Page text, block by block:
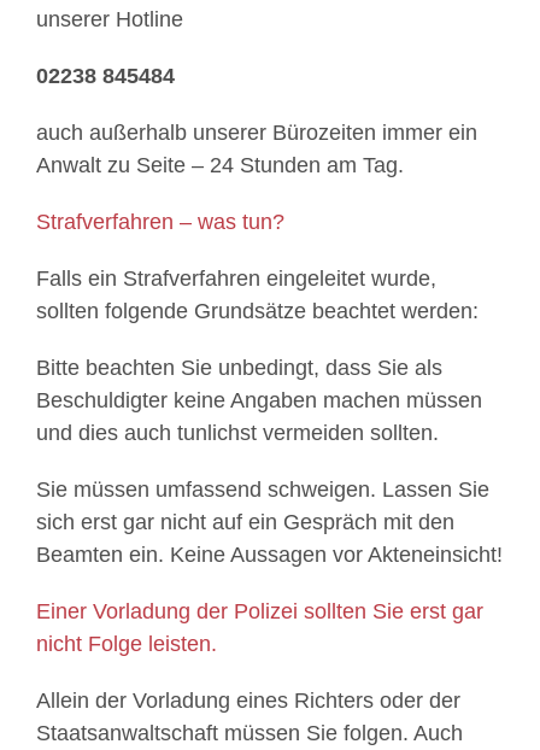
unserer Hotline
02238 845484
auch außerhalb unserer Bürozeiten immer ein
Anwalt zu Seite – 24 Stunden am Tag.
Strafverfahren – was tun?
Falls ein Strafverfahren eingeleitet wurde,
sollten folgende Grundsätze beachtet werden:
Bitte beachten Sie unbedingt, dass Sie als
Beschuldigter keine Angaben machen müssen
und dies auch tunlichst vermeiden sollten.
Sie müssen umfassend schweigen. Lassen Sie
sich erst gar nicht auf ein Gespräch mit den
Beamten ein. Keine Aussagen vor Akteneinsicht!
Einer Vorladung der Polizei sollten Sie erst gar
nicht Folge leisten.
Allein der Vorladung eines Richters oder der
Staatsanwaltschaft müssen Sie folgen. Auch